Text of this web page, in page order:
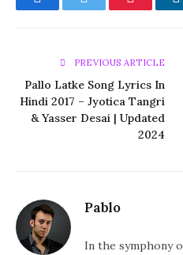
FacebookTwitter Pinterest
PREVIOUS ARTICLE
Pallo Latke Song Lyrics In
Hindi 2017 – Jyotica Tangri
& Yasser Desai | Updated
2024
Pablo
In the symphony